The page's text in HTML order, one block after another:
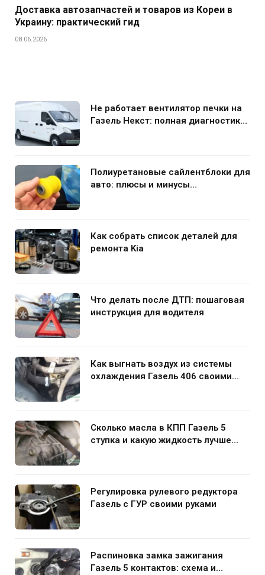
Доставка автозапчастей и товаров из Кореи в
Украину: практический гид
08.06.2026
Не работает вентилятор печки на
Газель Некст: полная диагностика
Полиуретановые сайлентблоки для
авто: плюсы и минусы
Как собрать список деталей для
ремонта Kia
Что делать после ДТП: пошаговая
инструкция для водителя
Как выгнать воздух из системы
охлаждения Газель 406 своими
Сколько масла в КПП Газель 5
ступка и какую жидкость лучше
Регулировка рулевого редуктора
Газель с ГУР своими руками
Распиновка замка зажигания
Газель 5 контактов: схема и